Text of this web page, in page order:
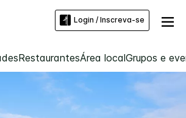
Login / Inscreva-se
RestaurantesÁrea localGrupos e